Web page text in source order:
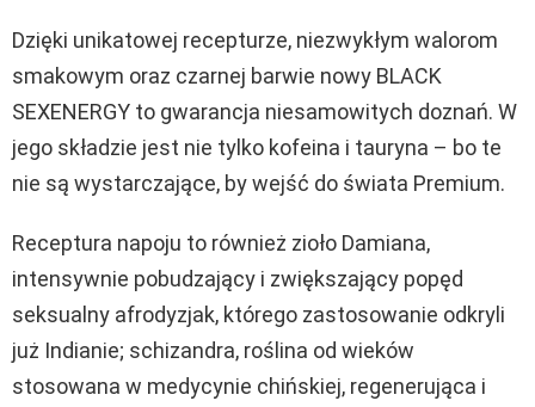
Dzięki unikatowej recepturze, niezwykłym walorom
smakowym oraz czarnej barwie nowy BLACK
SEXENERGY to gwarancja niesamowitych doznań. W
jego składzie jest nie tylko kofeina i tauryna – bo te
nie są wystarczające, by wejść do świata Premium.
Receptura napoju to również zioło Damiana,
intensywnie pobudzający i zwiększający popęd
seksualny afrodyzjak, którego zastosowanie odkryli
już Indianie; schizandra, roślina od wieków
stosowana w medycynie chińskiej, regenerująca i